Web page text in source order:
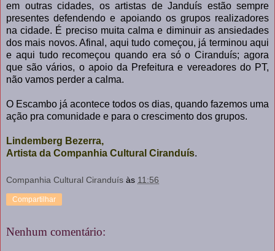
em outras cidades, os artistas de Janduís estão sempre
presentes defendendo e apoiando os grupos realizadores
na cidade. É preciso muita calma e diminuir as ansiedades
dos mais novos. Afinal, aqui tudo começou, já terminou aqui
e aqui tudo recomeçou quando era só o Ciranduís; agora
que são vários, o apoio da Prefeitura e vereadores do PT,
não vamos perder a calma.
O Escambo já acontece todos os dias, quando fazemos uma
ação pra comunidade e para o crescimento dos grupos.
Lindemberg Bezerra,
Artista da Companhia Cultural Ciranduís.
Companhia Cultural Ciranduís às 11:56
Compartilhar
Nenhum comentário: